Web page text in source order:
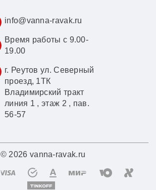
info@vanna-ravak.ru
Время работы с 9.00-
19.00
г. Реутов ул. Северный
проезд, 1ТК
Владимирский тракт
линия 1 , этаж 2 , пав.
56-57
© 2026 vanna-ravak.ru